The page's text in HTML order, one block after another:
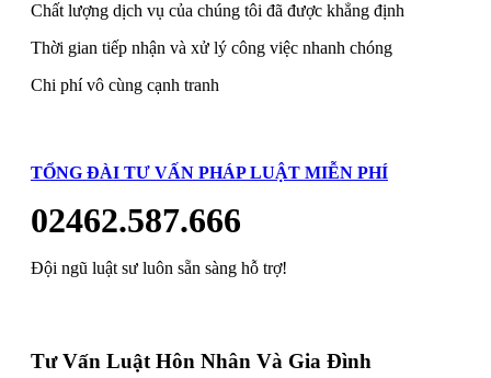
Chất lượng dịch vụ của chúng tôi đã được khẳng định
Thời gian tiếp nhận và xử lý công việc nhanh chóng
Chi phí vô cùng cạnh tranh
TỔNG ĐÀI TƯ VẤN PHÁP LUẬT MIỄN PHÍ
02462.587.666
Đội ngũ luật sư luôn sẵn sàng hỗ trợ!
Tư Vấn Luật Hôn Nhân Và Gia Đình